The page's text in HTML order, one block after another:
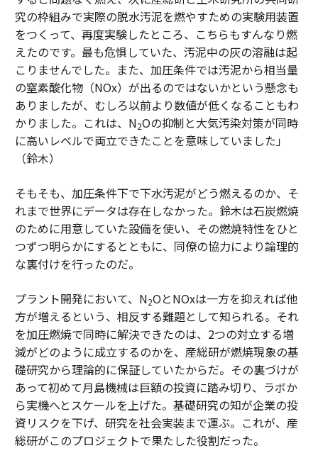
究の枠組みで実際の脱水汚泥を燃やすための実験用装置
をつくって、再度実験したところ、こちらもすんなり燃
えたのです。最も危惧していた、汚泥中の灰の溶融は起
こりませんでした。また、加圧条件では汚泥から相当量
の窒素酸化物（NOx）が出るのではないかという懸念も
ありましたが、むしろ以前より数値が低くなることもわ
かりました。これは、N2Oの抑制と大気汚染対策が同時
に高いレベルで両立できたことを意味していました」
（鈴木）
そもそも、加圧条件下で下水汚泥がどう燃えるのか、そ
れまで世界にデータは存在しなかった。鈴木は石炭燃焼
のために用意していた設備を使い、その燃焼特性をひと
つずつ明らかにするとともに、同僚の協力により論理的
な裏付けを行ったのだ。
プラント開発において、N2OとNOxは一方を抑えれば他
方が増えるという、相反する難題として知られる。それ
を加圧燃焼で同時に解決できたのは、2つの対立する増
減がどのように成立するのかを、産総研が燃焼現象の基
礎研究から理論的に保証していたからだ。その裏づけが
あって初めて月島機械は巨額の投資に踏み切り、ラボか
ら実機へとスケールを上げた。基礎研究の知が企業の投
資リスクを下げ、研究を社会実装まで運ぶ。これが、産
総研がこのプロジェクトで果たした役割だった。